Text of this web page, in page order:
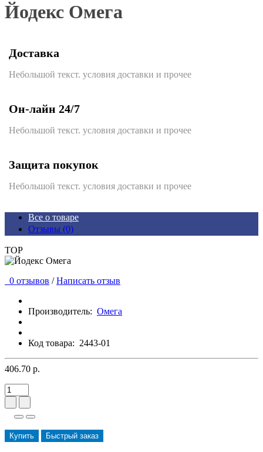
Йодекс Омега
Доставка
Небольшой текст. условия доставки и прочее
Он-лайн 24/7
Небольшой текст. условия доставки и прочее
Защита покупок
Небольшой текст. условия доставки и прочее
Все о товаре
Отзывы (0)
TOP
0 отзывов / Написать отзыв
Производитель: Омега
Код товара: 2443-01
406.70 р.
Купить Быстрый заказ